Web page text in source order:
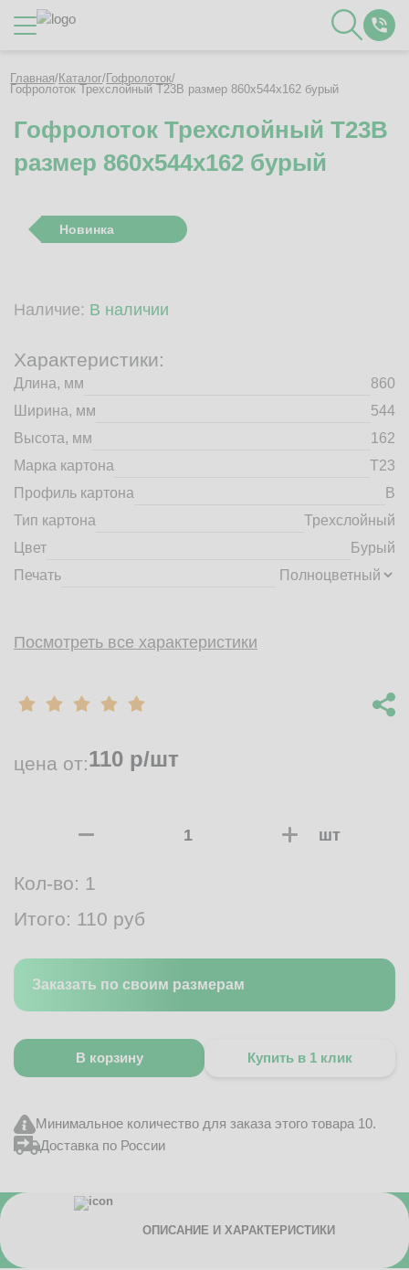
О Компании
Контакты
Полезное
Вакансии
Гофротара с печатью
Рассчитать стоимость упаковки
Пн-Пт 8:00 - 17:00
+7 (4832) 71-44-42
г. Брянск, Белобережская улица, 1А
© 2014 - 2026 | ООО ТД "Брянский картон" Все права защищены,
материалов с сайта строго запрещено.
Главная/Каталог/Гофролоток/
Гофролоток Трехслойный Т23B размер 860x544x162 бурый
Гофролоток Трехслойный Т23B
размер 860x544x162 бурый
Новинка
Наличие: В наличии
Характеристики:
Длина, мм
860
Ширина, мм
544
Высота, мм
162
Марка картона
Т23
Профиль картона
B
Тип картона
Трехслойный
Цвет
Бурый
Печать
Посмотреть все характеристики
цена от:110 р/шт
шт
Кол-во: 1
Итого: 110 руб
Заказать по своим размерам
В корзину Купить в 1 клик
Минимальное количество для заказа этого товара 10.
Доставка по России
ОПИСАНИЕ И ХАРАКТЕРИСТИКИ